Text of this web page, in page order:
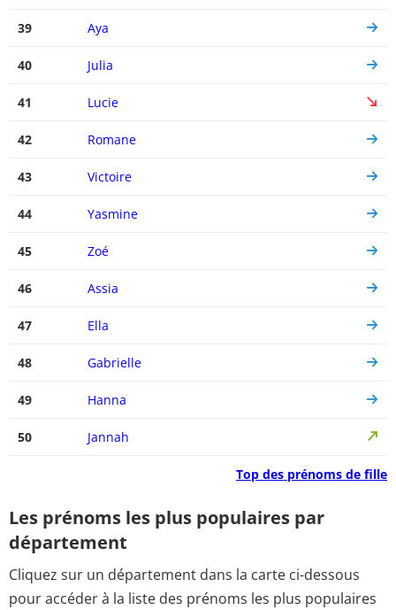
39 Aya
40 Julia
41 Lucie
42 Romane
43 Victoire
44 Yasmine
45 Zoé
46 Assia
47 Ella
48 Gabrielle
49 Hanna
50 Jannah
Top des prénoms de fille
Les prénoms les plus populaires par
département
Cliquez sur un département dans la carte ci-dessous
pour accéder à la liste des prénoms les plus populaires